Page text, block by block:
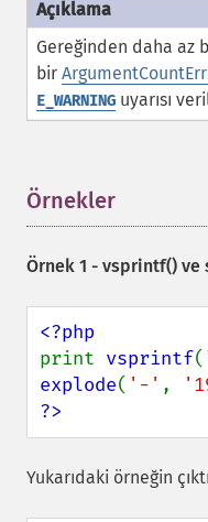
Gereğinden daha az
bir
E_WARNING uyarısı
Örnekler
Örnek 1 - vsprintf() ve
print vsprintf(
explode( '-' ,
?>
Yukarıdaki örneğin